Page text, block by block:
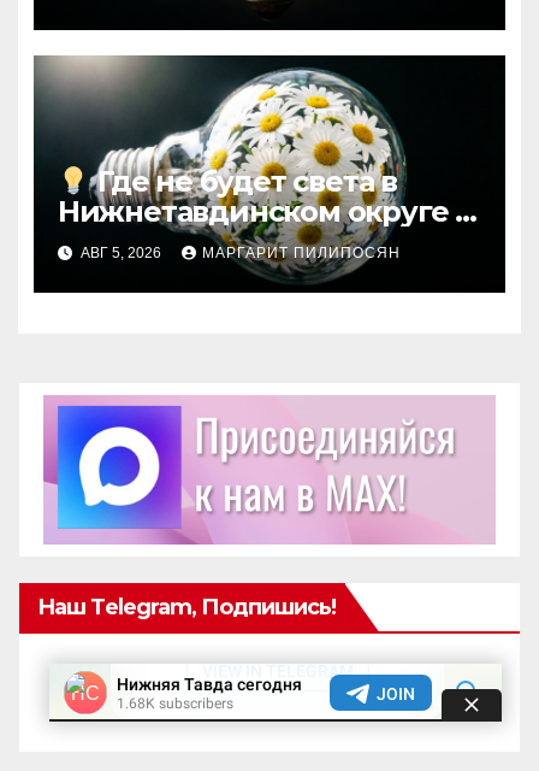
Где не будет света в
Нижнетавдинском округе
АВГ 5, 2026 МАРГАРИТ ПИЛИПОСЯН
Наш Telegram, Подпишись!